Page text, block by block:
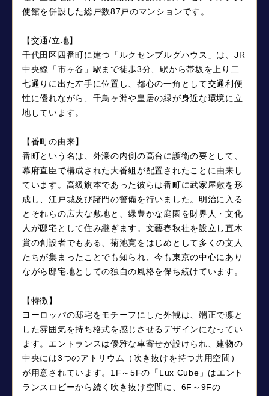
使館を併設した総戸数87戸のマンションです。
【交通/立地】
千代田区四番町に建つ「ルクセンブルグハウス」は、JR
中央線「市ヶ谷」駅まで徒歩3分、駅から帯坂を上り二
七通りに出た左手に位置し、都心の一角として交通利便
性に優れながら、千鳥ヶ淵や皇居の緑が身近な環境に立
地しています。
【番町の由来】
番町という名は、外濠の内側の高台に護衛の要として、
幕府直臣で構成された大番組が配置されたことに由来し
ています。高級旗本であった彼らは番町に武家屋敷を形
成し、江戸城及び諸門の警備を行いました。明治に入る
とそれらの広大な敷地と、緑豊かな庭園を財界人・文化
人が邸宅として住み継ぎます。文藝春秋社を設立し直木
賞の創設者でもある、菊池寛をはじめとして多くの文人
たちが集まったことでも知られ、今も東京の中心にあり
ながら邸宅地としての独自の風格を保ち続けています。
【特徴】
ヨーロッパの邸宅をモチーフにした外観は、端正で凛と
した雰囲気を持ち格式を感じさせるデザインになってい
ます。エントランスは優雅な車寄せが設けられ、建物の
中央には3つのアトリウム（吹き抜けを持つ共用空間）
が用意されています。1F～5Fの「Lux Cube」はエント
ランスロビーから続く吹き抜け空間に、6F～9Fの